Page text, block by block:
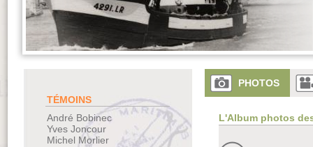
TÉMOINS
André Bobinec
Yves Joncour
Michel Morlier
PHOTOS
L'Album photos